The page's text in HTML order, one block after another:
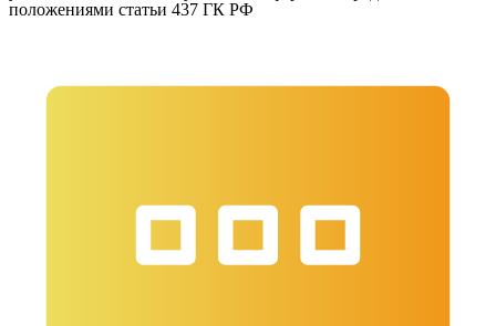
положениями статьи 437 ГК РФ